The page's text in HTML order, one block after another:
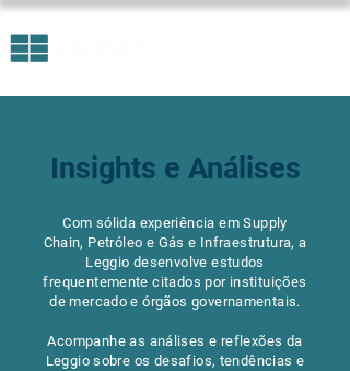
Insights e Análises
Com sólida experiência em Supply
Chain, Petróleo e Gás e Infraestrutura, a
Leggio desenvolve estudos
frequentemente citados por instituições
de mercado e órgãos governamentais.
Acompanhe as análises e reflexões da
Leggio sobre os desafios, tendências e